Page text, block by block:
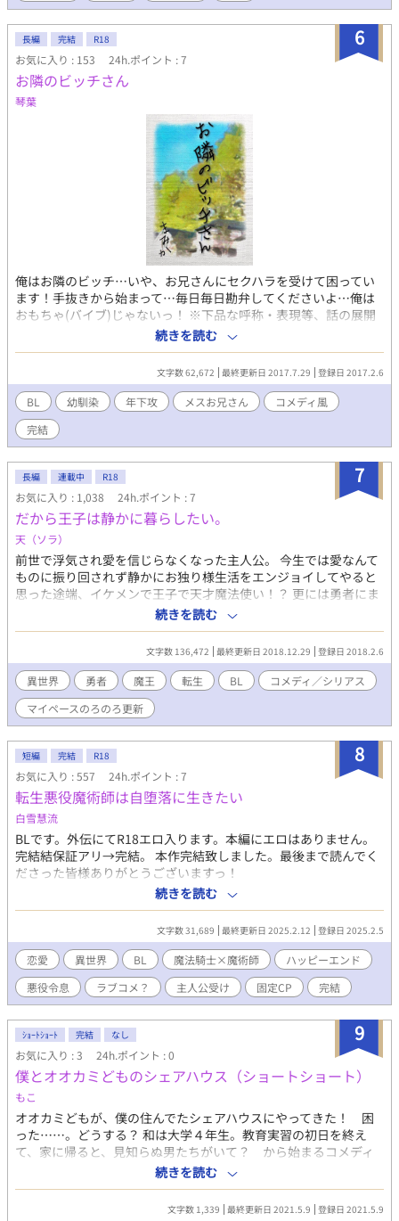
6
長編 完結 R18
お気に入り : 153 24h.ポイント : 7
お隣のビッチさん
琴葉
俺はお隣のビッチ…いや、お兄さんにセクハラを受けて困ってい
ます！手抜きから始まって…毎日毎日勘弁してくださいよ…俺は
おもちゃ(バイブ)じゃないっ！ ※下品な呼称・表現等、話の展開
上わざと使ってある部分があります。苦手な方は閲覧注意です。
★3月より毎週土曜日更新予定★
続きを読む
文字数 62,672 最終更新日 2017.7.29 登録日 2017.2.6
BL 幼馴染 年下攻 メスお兄さん
コメディ風
完結
7
長編 連載中 R18
お気に入り : 1,038 24h.ポイント : 7
だから王子は静かに暮らしたい。
天（ソラ）
前世で浮気され愛を信じらなくなった主人公。 今生では愛なんて
ものに振り回されず静かにお独り様生活をエンジョイしてやると
思った途端、イケメンで王子で天才魔法使い！？ 更には勇者にま
で選ばれて…。 目立ちたくないのに何このオプションは嫌がらせ
ですか？ 今日も今日とて様々な雑務に追われる主人公の未来は前
途多難です。 理想のお独り様生活は果たしてどうなることや
ら……。 コメディ風味ですが、それなりにシリアスもあったりし
ますm(_ _)m R18は展開が遅め、もしくは保険です。 ＊旧タイト
ル『だから王子は愛を信じない』をベースに加筆修正し、内容が
変更になるため題名も変えました。 ＊更新は只今不定期となって
おります。途中都合で変更する場合があります。よろしくお願い
しますm(_ _)m ＊手直しが更新後行われる場合があります。文章
がおかしい場合や誤字脱字なるべく事前にとは思いますが、間に
合ない場合申し訳ありません(>_<) ＊章の都合上、7月3日番外編
を本編前に置かせていただきました。内容は変わりませんので、
お気をつけ下さい。
続きを読む
文字数 136,472 最終更新日 2018.12.29 登録日 2018.2.6
異世界 勇者 魔王 転生 BL
コメディ／シリアス
マイペースのろのろ更新
8
短編 完結 R18
お気に入り : 557 24h.ポイント : 7
転生悪役魔術師は自堕落に生きたい
白雪慧流
BLです。外伝にてR18エロ入ります。本編にエロはありません。
完結結保証アリ→完結。 本作完結致しました。最後まで読んでく
ださった皆様ありがとうございますっ！
━━━━━━━━━━━━━━━ 最年少魔術師ガーネット・グラ
ナートは、今いる世界が前世妹がハマっていたRPG乙女ゲームの
一つであると気付く。 更に、ガーネットは聖女に恋情を抱き、己
だけのものにするために、魔王と手を組み、王族、否、国の破滅
を目論見処される悪役であった。 ただし、それを知ったところ
で、前世酒と煙草とパチンコがあれば生きていけた無気力ダメ中
年であったため、特段破滅を気にすることもなかった。なるよう
になれ精神である。 しかし、そこにガーネット同様最年少で魔法
騎士となった、一つ下の青年、ラドライト・スペクトロが現れ
た。 「こいつ、聖女の護衛じゃねぇか！」 ヤンデレ気味聖女の護
衛のはずの攻略対象×中身中年の悪役天才魔術師、のラブコメで
す。 多分……ラブコメです…作者がコメディ苦手なので、あまり
コメディ風味はないかもしれません。 楽しんでいただけましたら
幸いです。
続きを読む
文字数 31,689 最終更新日 2025.2.12 登録日 2025.2.5
恋愛 異世界 BL 魔法騎士×魔術師
ハッピーエンド
悪役令息
ラブコメ？ 主人公受け 固定CP 完結
9
ｼｮｰﾄｼｮｰﾄ 完結 なし
お気に入り : 3 24h.ポイント : 0
僕とオオカミどものシェアハウス（ショートショート）
もこ
オオカミどもが、僕の住んでたシェアハウスにやってきた！ 困
った……。どうする？ 和は大学４年生。教育実習の初日を終え
て、家に帰ると、見知らぬ男たちがいて？ から始まるコメディ
風味。 貴方だったら誰とCPにしますか？ 本編に先立ち、作者が
勝手にSSを書きました。本編は結構シリアス、のはず。本編の公
開までは時間がかかりそうです。 コメディ風味。和は結局、誰を
続きを読む
文字数 1,339 最終更新日 2021.5.9 登録日 2021.5.9